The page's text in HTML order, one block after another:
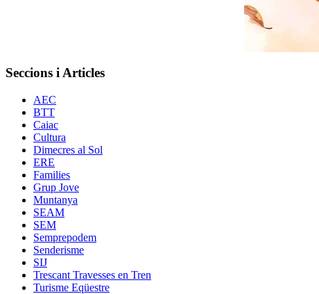
Seccions i Articles
AEC
BTT
Caiac
Cultura
Dimecres al Sol
ERE
Families
Grup Jove
Muntanya
SEAM
SEM
Semprepodem
Senderisme
SIJ
Trescant Travesses en Tren
Turisme Eqüestre